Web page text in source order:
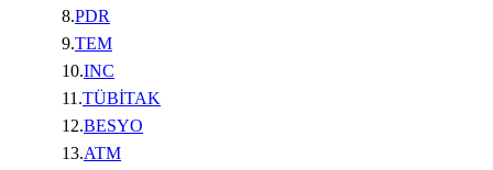
8.PDR
9.TEM
10.INC
11.TÜBİTAK
12.BESYO
13.ATM